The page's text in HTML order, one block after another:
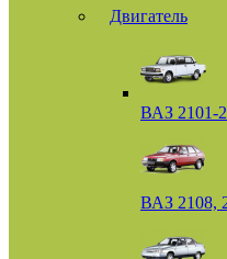
Двигатель
ВАЗ 2101-
ВАЗ 2108,